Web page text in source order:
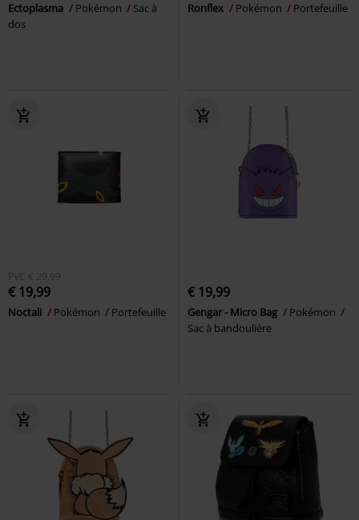
Ectoplasma Pokémon
Sac à
dos
Ronflex Pokémon Portefeuille
PVC € 29,99
€ 19,99
Noctali Pokémon Portefeuille
€ 19,99
Gengar - Micro Bag
Pokémon
Sac à bandoulière